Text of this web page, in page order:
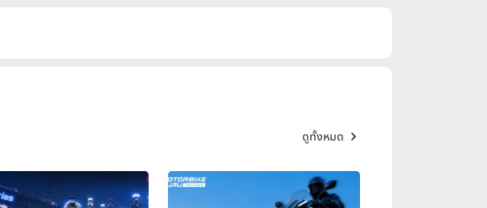
ดูทั้งหมด